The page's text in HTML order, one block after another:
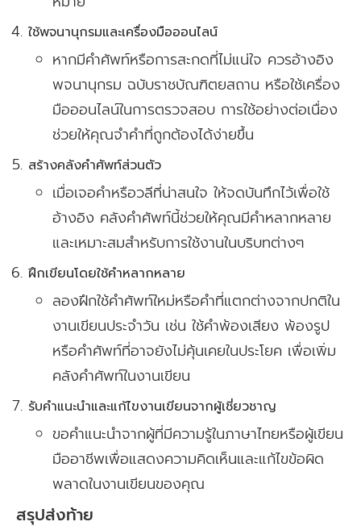
ใช้พจนานุกรมและเครื่องมือออนไลน์
หากมีคำศัพท์หรือการสะกดที่ไม่แน่ใจ ควรอ้างอิง
พจนานุกรม ฉบับราชบัณฑิตยสถาน หรือใช้เครื่อง
มือออนไลน์ในการตรวจสอบ การใช้อย่างต่อเนื่อง
ช่วยให้คุณจำคำที่ถูกต้องได้ง่ายขึ้น
สร้างคลังคำศัพท์ส่วนตัว
เมื่อเจอคำหรือวลีที่น่าสนใจ ให้จดบันทึกไว้เพื่อใช้
อ้างอิง คลังคำศัพท์นี้ช่วยให้คุณมีคำหลากหลาย
และเหมาะสมสำหรับการใช้งานในบริบทต่างๆ
ฝึกเขียนโดยใช้คำหลากหลาย
ลองฝึกใช้คำศัพท์ใหม่หรือคำที่แตกต่างจากปกติใน
งานเขียนประจำวัน เช่น ใช้คำพ้องเสียง พ้องรูป
หรือคำศัพท์ที่อาจยังไม่คุ้นเคยในประโยค เพื่อเพิ่ม
คลังคำศัพท์ในงานเขียน
รับคำแนะนำและแก้ไขงานเขียนจากผู้เชี่ยวชาญ
ขอคำแนะนำจากผู้ที่มีความรู้ในภาษาไทยหรือผู้เขียน
มืออาชีพเพื่อแสดงความคิดเห็นและแก้ไขข้อผิด
พลาดในงานเขียนของคุณ
สรุปส่งท้าย